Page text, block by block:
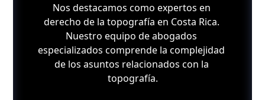
Nos destacamos como expertos en
derecho de la topografía en Costa Rica.
Nuestro equipo de abogados
especializados comprende la complejidad
de los asuntos relacionados con la
topografía.